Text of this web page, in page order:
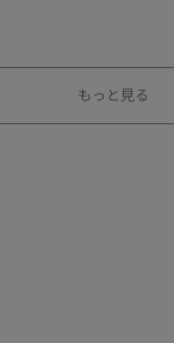
もっと見る